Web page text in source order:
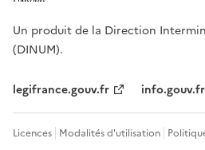
Un produit de la Direction
(DINUM).
legifrance.gouv.fr info.gouv.fr
Licences Modalités d'utilisation